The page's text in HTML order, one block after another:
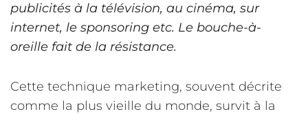
publicités à la télévision, au cinéma, sur
internet, le sponsoring etc. Le bouche-à-
oreille fait de la résistance.
Cette technique marketing, souvent décrite
comme la plus vieille du monde, survit à la